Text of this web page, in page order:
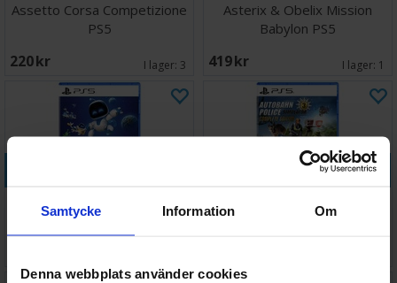
Samtycke Information Om
Denna webbplats använder cookies
Assetto Corsa Competizione
PS5
220 SEK I lager: 3
Asterix & Obelix Mission
Babylon PS5
419 SEK I lager: 1
Köp